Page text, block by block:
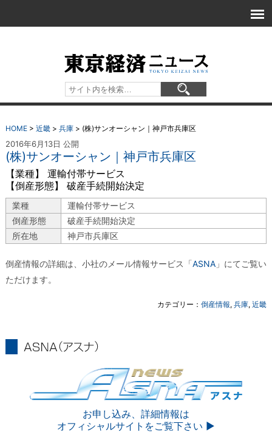
HOME> 近畿> 兵庫> (株)サンオーシャン｜神戸市兵庫区
2016年6月13日 公開
(株)サンオーシャン｜神戸市兵庫区
【業種】 運輸付帯サービス
【倒産形態】 破産手続開始決定
業種
運輸付帯サービス
倒産形態
破産手続開始決定
所在地
神戸市兵庫区
倒産情報の詳細は、小社のメール情報サービス「ASNA 」にてご覧い
ただけます。
カテゴリー：倒産情報,兵庫,近畿
お申し込み、詳細情報は
オフィシャルサイトをご覧下さい ▶︎